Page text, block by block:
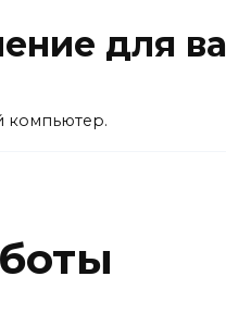
для
компьютер.